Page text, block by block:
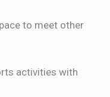
to meet other
activities with